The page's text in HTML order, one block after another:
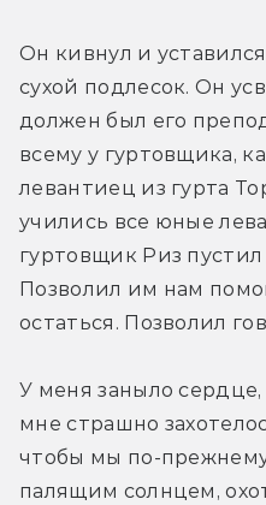
Он кивнул и
сухой подлесок. Он
должен был его
всему у гуртовщика,
левантиец из гурта
учились все юные
гуртовщик Риз
Позволил им нам
остаться. Позволил
У меня заныло
мне страшно
чтобы мы по-
палящим солнцем,